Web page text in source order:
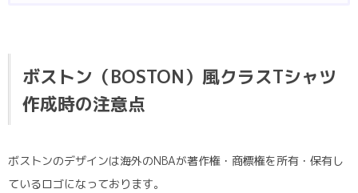
ボストン（BOSTON）風クラスTシャツ
作成時の注意点
ボストンのデザインは海外のNBAが著作権・商標権を所有・保有し
ているロゴになっております。